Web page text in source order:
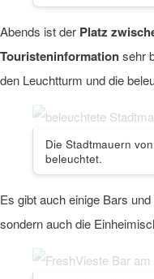
Abends ist der Platz
Touristeninformationsehr
den Leuchtturm und die
Die Stadtmauern
beleuchtet.
Es gibt auch einige Bars
sondern auch die